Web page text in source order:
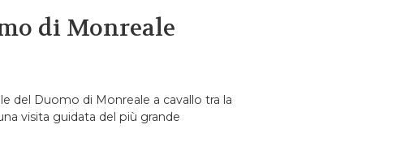
di Monreale
del Duomo di Monreale a cavallo tra la
visita guidata del più grande